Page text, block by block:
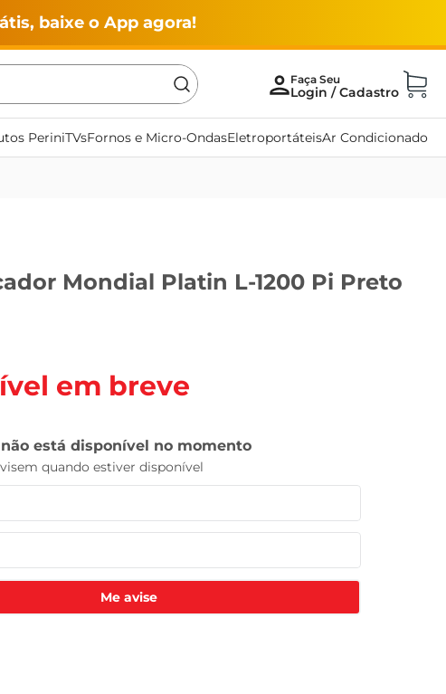
baixe o App agora!
PeriniTVsFornos e Micro-OndasEletroportáteisAr Condicionado
Mondial Platin L-1200 Pi Preto
em breve
Me avise